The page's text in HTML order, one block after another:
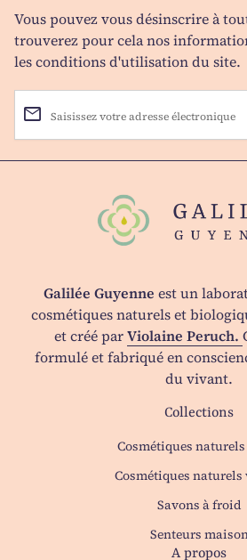
Vous pouvez vous désinscrire à
trouverez pour cela nos
les conditions d'utilisation du site.
Saisissez votre adresse électronique
email
Accueil
Galilée Guyenne est un
cosmétiques naturels et
et créé parViolaine Peruch.
formulé et fabriqué en
du vivant.
Collections
Cosmétiques
Cosmétiques naturels
Savons à froid
Senteurs
A propos